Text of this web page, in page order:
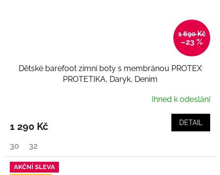
1 690 Kč
–23 %
Dětské barefoot zimní boty s membránou PROTEX
PROTETIKA, Daryk, Denim
Ihned k odeslání
1 290 Kč DETAIL
30 32
AKČNÍ SLEVA